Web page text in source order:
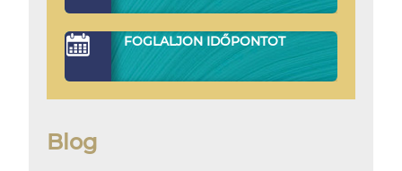
FOGLALJON IDŐPONTOT
Blog